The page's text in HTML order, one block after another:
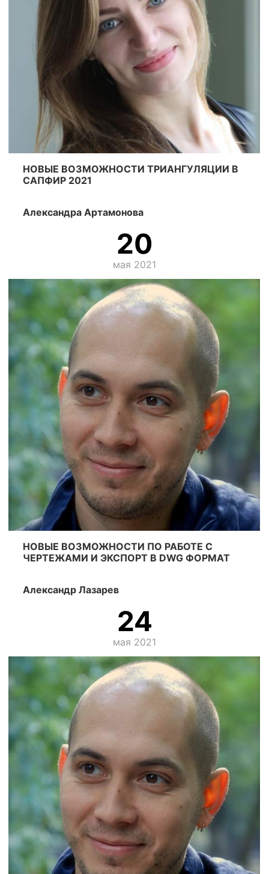
НОВЫЕ ВОЗМОЖНОСТИ ТРИАНГУЛЯЦИИ В
САПФИР 2021
Александра Артамонова
20
мая 2021
НОВЫЕ ВОЗМОЖНОСТИ ПО РАБОТЕ С
ЧЕРТЕЖАМИ И ЭКСПОРТ В DWG ФОРМАТ
Александр Лазарев
24
мая 2021